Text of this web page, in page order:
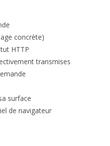
concrète)
HTTP
transmises
surface
de navigateur